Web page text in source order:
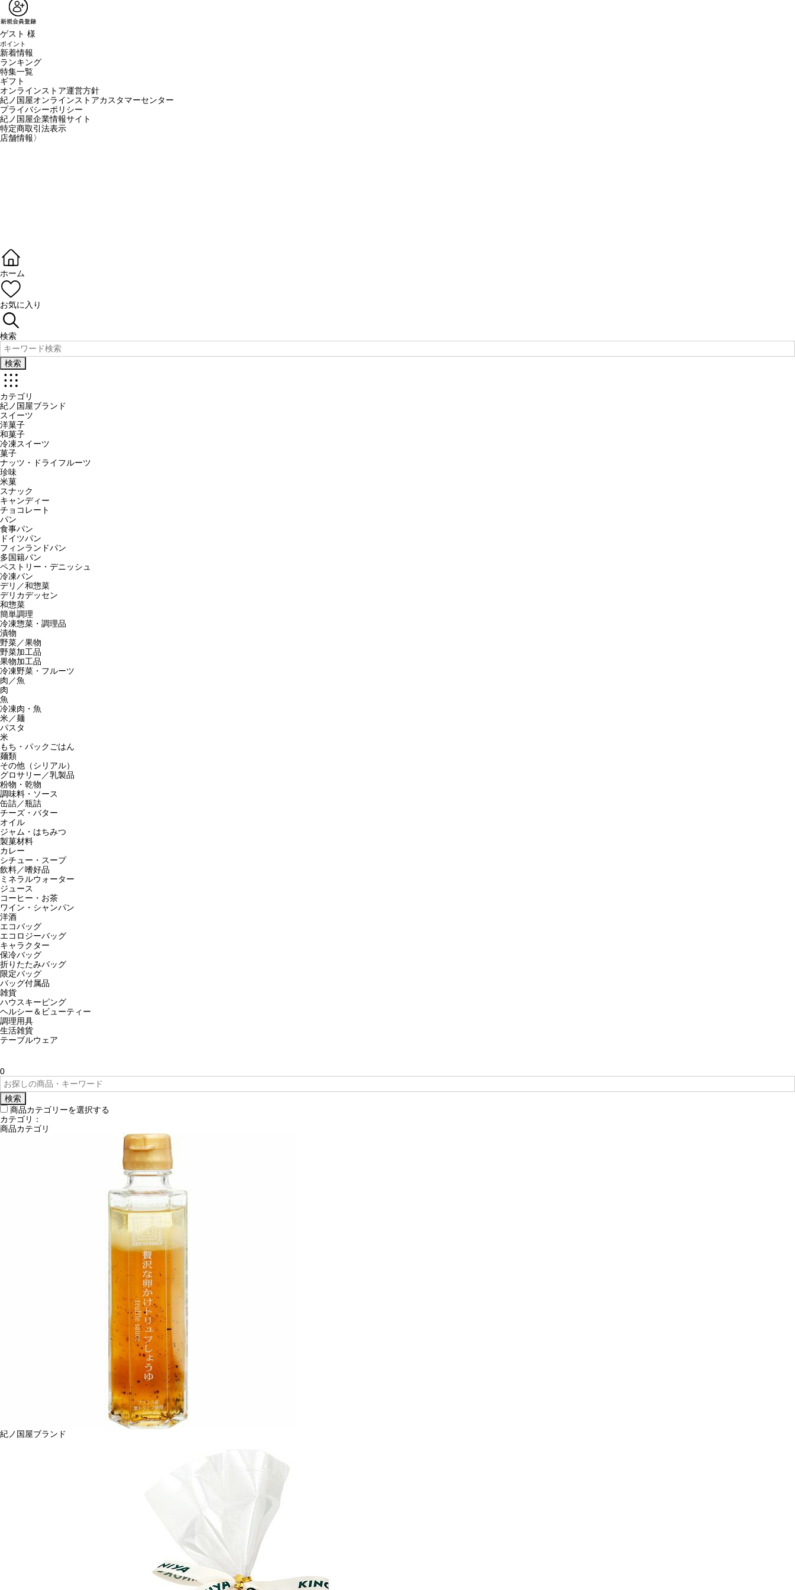
ゲスト 様
ポイント
新着情報
ランキング
特集一覧
ギフト
オンラインストア運営方針
紀ノ国屋オンラインストアカスタマーセンター
プライバシーポリシー
紀ノ国屋企業情報サイト
特定商取引法表示
店舗情報〉
ホーム
お気に入り
検索
検索
カテゴリ
紀ノ国屋ブランド
スイーツ
洋菓子
和菓子
冷凍スイーツ
菓子
ナッツ・ドライフルーツ
珍味
米菓
スナック
キャンディー
チョコレート
パン
食事パン
ドイツパン
フィンランドパン
多国籍パン
ペストリー・デニッシュ
冷凍パン
デリ／和惣菜
デリカデッセン
和惣菜
簡単調理
冷凍惣菜・調理品
漬物
野菜／果物
野菜加工品
果物加工品
冷凍野菜・フルーツ
肉／魚
肉
魚
冷凍肉・魚
米／麺
パスタ
米
もち・パックごはん
麺類
その他（シリアル）
グロサリー／乳製品
粉物・乾物
調味料・ソース
缶詰／瓶詰
チーズ・バター
オイル
ジャム・はちみつ
製菓材料
カレー
シチュー・スープ
飲料／嗜好品
ミネラルウォーター
ジュース
コーヒー・お茶
ワイン・シャンパン
洋酒
エコバッグ
エコロジーバッグ
キャラクター
保冷バッグ
折りたたみバッグ
限定バッグ
バッグ付属品
雑貨
ハウスキーピング
ヘルシー＆ビューティー
調理用具
生活雑貨
テーブルウェア
0
検索
商品カテゴリーを選択する
カテゴリ：
商品カテゴリ
紀ノ国屋ブランド